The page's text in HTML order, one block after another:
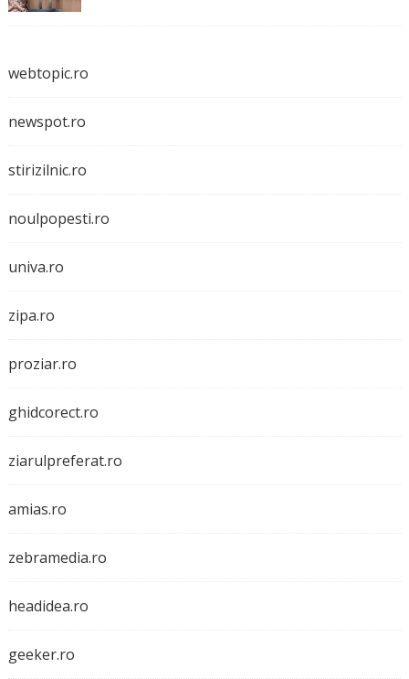
webtopic.ro
newspot.ro
stirizilnic.ro
noulpopesti.ro
univa.ro
zipa.ro
proziar.ro
ghidcorect.ro
ziarulpreferat.ro
amias.ro
zebramedia.ro
headidea.ro
geeker.ro